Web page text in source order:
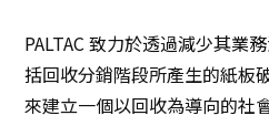
企業資訊
環境
社會
PALTAC 致力於透過減少其業
括回收分銷階段所產生的紙板
來建立一個以回收為導向的社會